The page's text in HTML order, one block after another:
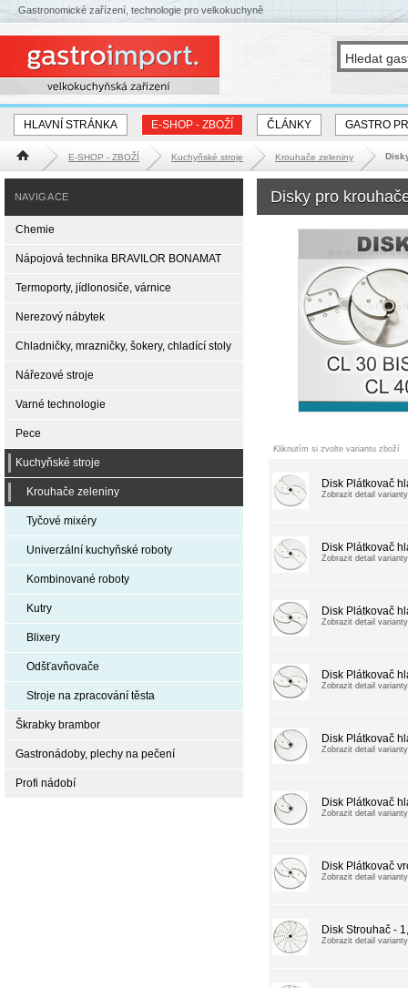
HLAVNÍ STRÁNKA E-SHOP - ZBOŽÍ ČLÁNKY GASTRO
Hlavní stránka E-SHOP - ZBOŽÍ Kuchyňské stroje Krouhače zeleniny
Disky pro
Kliknutím si zvolte variantu zboží
Disk Plátkovač
Zobrazit detail varianty
Disk Plátkovač
Zobrazit detail varianty
Disk Plátkovač
Zobrazit detail varianty
Disk Plátkovač
Zobrazit detail varianty
Disk Plátkovač
Zobrazit detail varianty
Disk Plátkovač
Zobrazit detail varianty
Disk Plátkovač
Zobrazit detail varianty
Disk Strouhač -
Zobrazit detail varianty
NAVIGACE
Chemie
Nápojová technika BRAVILOR BONAMAT
Termoporty, jídlonosiče, várnice
Nerezový nábytek
Chladničky, mrazničky, šokery, chladící stoly
Nářezové stroje
Varné technologie
Pece
Kuchyňské stroje
Krouhače zeleniny
Tyčové mixéry
Univerzální kuchyňské roboty
Kombinované roboty
Kutry
Blixery
Odšťavňovače
Stroje na zpracování těsta
Škrabky brambor
Gastronádoby, plechy na pečení
Profi nádobí
Gastronomické zařízení, technologie pro velkokuchyně